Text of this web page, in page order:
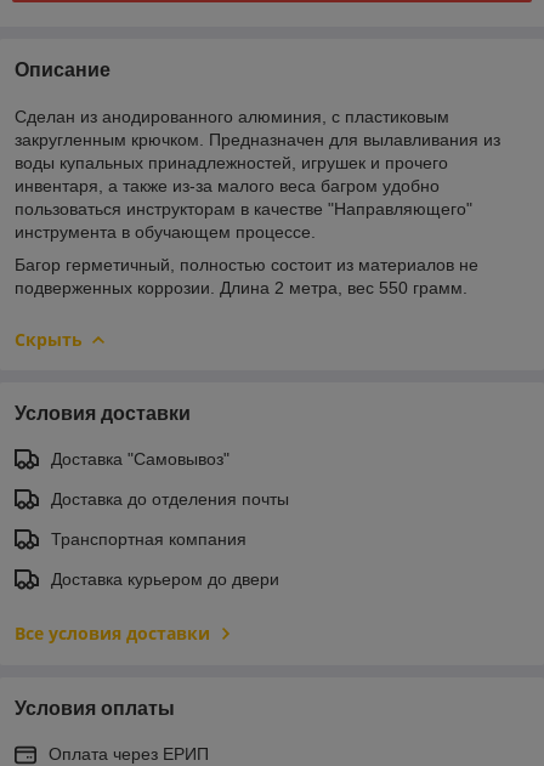
Описание
Сделан из анодированного алюминия, с пластиковым
закругленным крючком. Предназначен для вылавливания из
воды купальных принадлежностей, игрушек и прочего
инвентаря, а также из-за малого веса багром удобно
пользоваться инструкторам в качестве "Направляющего"
инструмента в обучающем процессе.
Багор герметичный, полностью состоит из материалов не
подверженных коррозии. Длина 2 метра, вес 550 грамм.
Скрыть
Условия доставки
Доставка "Самовывоз"
Доставка до отделения почты
Транспортная компания
Доставка курьером до двери
Все условия доставки
Условия оплаты
Оплата через ЕРИП